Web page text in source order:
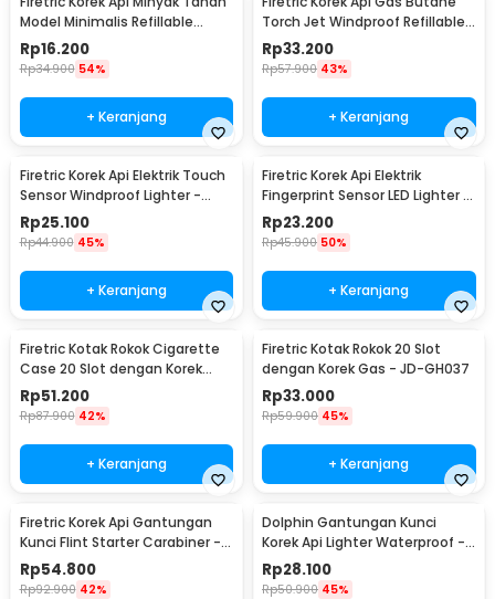
Model Minimalis Refillable
Lighter - ZR006
Rp16.200
Rp34.900 54%
+ Keranjang
Torch Jet Windproof Refillable
Lighter - HB851
Rp33.200
Rp57.900 43%
+ Keranjang
Firetric Korek Api Elektrik Touch
Sensor Windproof Lighter -
JL706
Rp25.100
Rp44.900 45%
+ Keranjang
Firetric Korek Api Elektrik
Fingerprint Sensor LED Lighter -
MG-517
Rp23.200
Rp45.900 50%
+ Keranjang
Firetric Kotak Rokok Cigarette
Case 20 Slot dengan Korek
Elektrik - JD-YH073
Rp51.200
Rp87.900 42%
+ Keranjang
Firetric Kotak Rokok 20 Slot
dengan Korek Gas - JD-GH037
Rp33.000
Rp59.900 45%
+ Keranjang
Firetric Korek Api Gantungan
Kunci Flint Starter Carabiner -
BCK2-666
Rp54.800
Rp92.900 42%
Dolphin Gantungan Kunci
Korek Api Lighter Waterproof -
1989
Rp28.100
Rp50.900 45%